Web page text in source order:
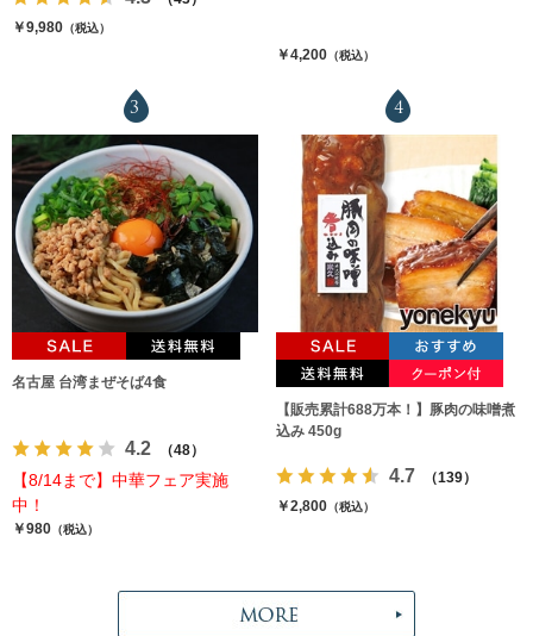
￥9,980 （税込）
￥4,200（税込）
3
名古屋 台湾まぜそば4食
4.2 （48）
【8/14まで】中華フェア実施
中！
￥980 （税込）
4
【販売累計688万本！】豚肉の味噌煮
込み 450g
4.7
（139）
￥2,800（税込）